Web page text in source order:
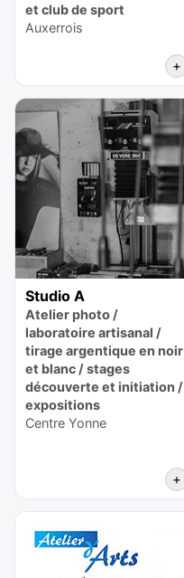
et club de sport
Auxerrois
+
Studio A
Atelier photo /
laboratoire artisanal /
tirage argentique en noir
et blanc / stages
découverte et initiation /
expositions
Centre Yonne
+